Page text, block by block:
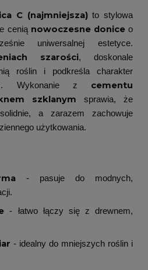
C (najmniejsza)to stylowa
cenią nowoczesne doniceo
uniwersalnej estetyce.
szarości, doskonale
roślin i podkreśla charakter
Wykonanie z cementu
szklanym sprawia, że
a zarazem zachowuje
użytkowania.
- pasuje do modnych,
- łatwo łączy się z drewnem,
- idealny do mniejszych roślin i